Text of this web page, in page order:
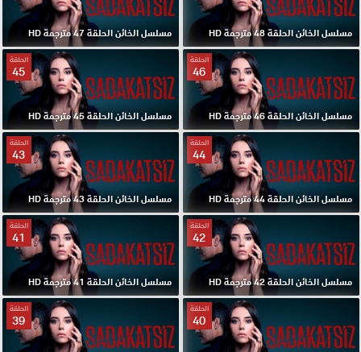
مسلسل الخائن الحلقة 48 مترجمة HD مسلسل الخائن الحلقة 47 مترجمة HD
الحلقة
46
مسلسل الخائن الحلقة 46 مترجمة HD
الحلقة
45
مسلسل الخائن الحلقة 45 مترجمة HD
الحلقة
44
مسلسل الخائن الحلقة 44 مترجمة HD
الحلقة
43
مسلسل الخائن الحلقة 43 مترجمة HD
الحلقة
42
مسلسل الخائن الحلقة 42 مترجمة HD
الحلقة
41
مسلسل الخائن الحلقة 41 مترجمة HD
الحلقة
40
الحلقة
39